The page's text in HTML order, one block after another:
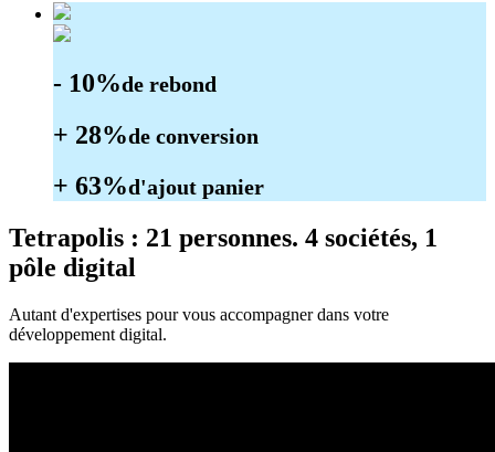
- 10%de rebond
+ 28%de conversion
+ 63%d'ajout panier
Tetrapolis : 21 personnes. 4 sociétés, 1
pôle digital
Autant d'expertises pour vous accompagner dans votre
développement digital.